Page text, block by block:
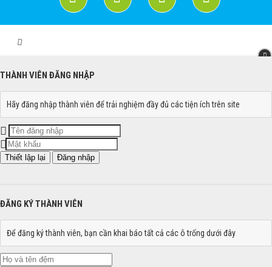
THÀNH VIÊN ĐĂNG NHẬP
Hãy đăng nhập thành viên để trải nghiệm đầy đủ các tiện ích trên site
Đăng nhập
ĐĂNG KÝ THÀNH VIÊN
Để đăng ký thành viên, bạn cần khai báo tất cả các ô trống dưới đây